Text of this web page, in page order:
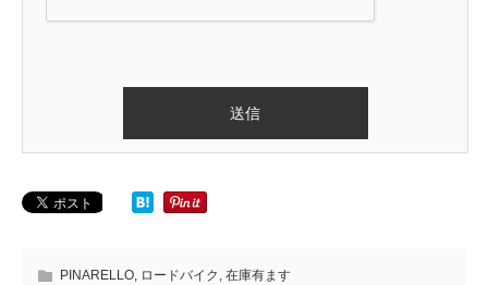
PINARELLO, ロードバイク , 在庫有ます